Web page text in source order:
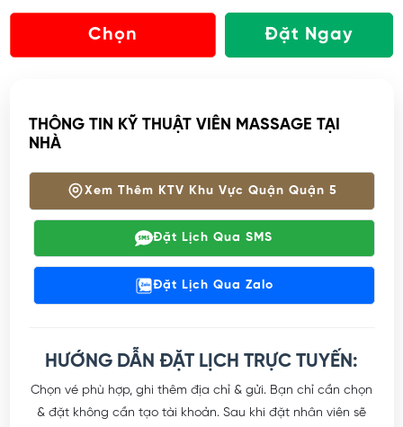
Chọn Đặt Ngay
THÔNG TIN KỸ THUẬT VIÊN MASSAGE TẠI
NHÀ
Xem Thêm KTV Khu Vực Quận Quận 5
Đặt Lịch Qua SMS
Đặt Lịch Qua Zalo
HƯỚNG DẪN ĐẶT LỊCH TRỰC TUYẾN:
Chọn vé phù hợp, ghi thêm địa chỉ & gửi. Bạn chỉ cần chọn
& đặt không cần tạo tài khoản. Sau khi đặt nhân viên sẽ